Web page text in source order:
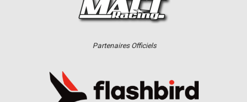
Partenaires Officiels